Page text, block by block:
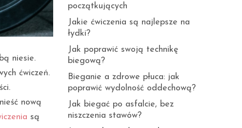
niesie.
ćwiczeń.
nową
są
początkujących
Jakie ćwiczenia są najlepsze na
łydki?
Jak poprawić swoją technikę
biegową?
Bieganie a zdrowe płuca: jak
poprawić wydolność oddechową?
Jak biegać po asfalcie, bez
niszczenia stawów?